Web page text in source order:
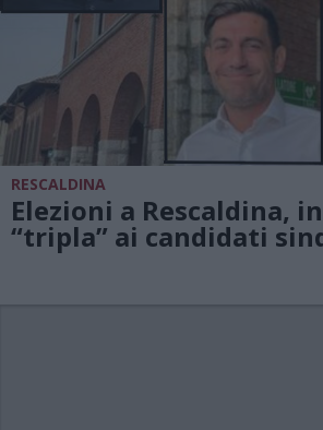
RESCALDINA
Elezioni a Rescaldina,
“tripla” ai candidati